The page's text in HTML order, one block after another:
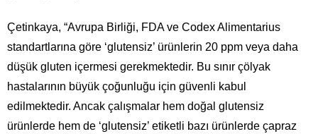
Çetinkaya, “Avrupa Birliği, FDA ve Codex Alimentarius
standartlarına göre ‘glutensiz’ ürünlerin 20 ppm veya daha
düşük gluten içermesi gerekmektedir. Bu sınır çölyak
hastalarının büyük çoğunluğu için güvenli kabul
edilmektedir. Ancak çalışmalar hem doğal glutensiz
ürünlerde hem de ‘glutensiz’ etiketli bazı ürünlerde çapraz